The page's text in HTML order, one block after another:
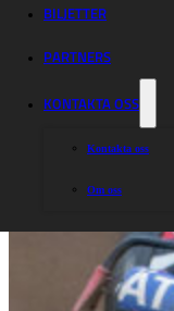
BILJETTER
PARTNERS
KONTAKTA OSS
Kontakta oss
Om oss